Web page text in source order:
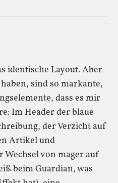
identische Layout. Aber
sind so markante,
dass es mir
Im Header der blaue
der Verzicht auf
Artikel und
Wechsel von mager auf
beim Guardian, was